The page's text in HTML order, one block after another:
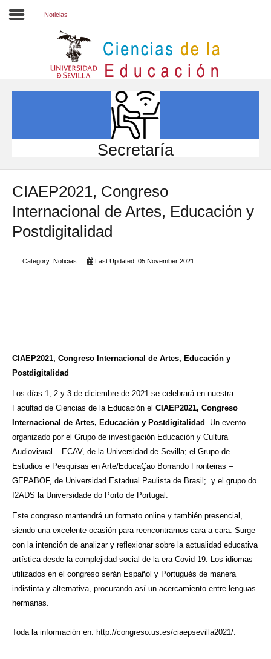
INVESTIGACIÓN
INTERNACIONAL
Directorio FCCE
Noticias
Secretaría
CIAEP2021, Congreso
Internacional de Artes, Educación y
Postdigitalidad
Category: Noticias Last Updated: 05 November 2021
CIAEP2021, Congreso Internacional de Artes, Educación y
Postdigitalidad
Los días 1, 2 y 3 de diciembre de 2021 se celebrará en nuestra
Facultad de Ciencias de la Educación el CIAEP2021, Congreso
Internacional de Artes, Educación y Postdigitalidad . Un evento
organizado por el Grupo de investigación Educación y Cultura
Audiovisual – ECAV, de la Universidad de Sevilla; el Grupo de
Estudios e Pesquisas en Arte/EducaÇao Borrando Fronteiras –
GEPABOF, de Universidad Estadual Paulista de Brasil; y el grupo do
I2ADS la Universidade do Porto de Portugal.
Este congreso mantendrá un formato online y también presencial,
siendo una excelente ocasión para reencontrarnos cara a cara. Surge
con la intención de analizar y reflexionar sobre la actualidad educativa
artística desde la complejidad social de la era Covid-19. Los idiomas
utilizados en el congreso serán Español y Portugués de manera
indistinta y alternativa, procurando así un acercamiento entre lenguas
hermanas.
Toda la información en: http://congreso.us.es/ciaepsevilla2021/.